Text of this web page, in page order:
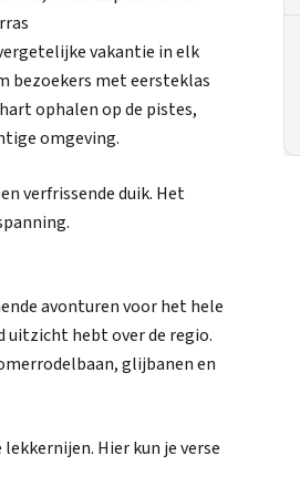
vakantie in elk
bezoekers met eersteklas
ophalen op de pistes,
omgeving.
verfrissende duik. Het
avonturen voor het hele
uitzicht hebt over de regio.
glijbanen en
Hier kun je verse